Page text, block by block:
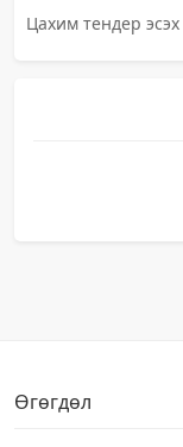
Цахим тендер эсэх
Өгөгдөл